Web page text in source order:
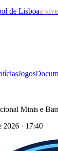
de Lisboaa
Jogos
Minis e
2026 · 17:40